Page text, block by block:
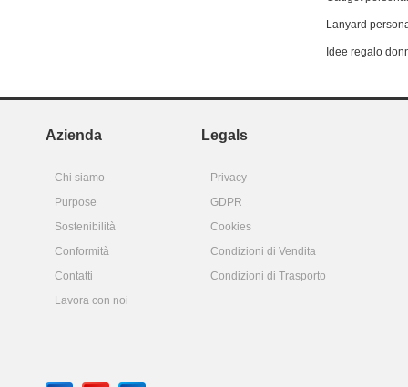
Lanyard
Idee regalo
Azienda Legals
Chi siamo
Privacy
Purpose
GDPR
Sostenibilità
Cookies
Conformità
Condizioni di Vendita
Contatti
Condizioni di Trasporto
Lavora con noi